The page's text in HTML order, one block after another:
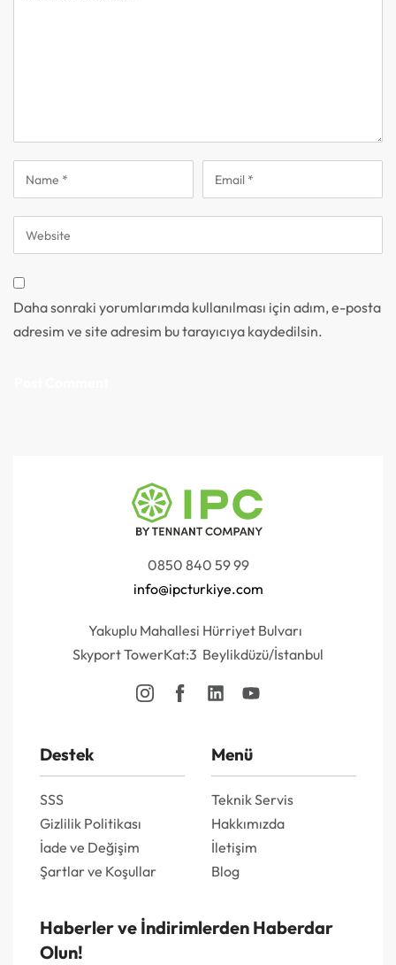
Daha sonraki yorumlarımda kullanılması için adım, e-posta
adresim ve site adresim bu tarayıcıya kaydedilsin.
0850 840 59 99
info@ipcturkiye.com
Yakuplu Mahallesi Hürriyet Bulvarı
Skyport TowerKat:3 Beylikdüzü/İstanbul
Destek
SSS
Gizlilik Politikası
İade ve Değişim
Şartlar ve Koşullar
Menü
Teknik Servis
Hakkımızda
İletişim
Blog
Haberler ve İndirimlerden Haberdar
Olun!